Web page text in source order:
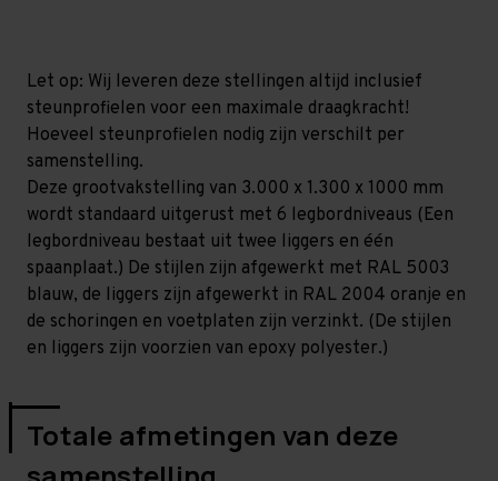
niveaus niveaus
Let op: Wij leveren deze stellingen altijd inclusief
steunprofielen voor een maximale draagkracht!
Hoeveel steunprofielen nodig zijn verschilt per
samenstelling.
Deze grootvakstelling van 3.000 x 1.300 x 1000 mm
wordt standaard uitgerust met 6 legbordniveaus (Een
legbordniveau bestaat uit twee liggers en één
spaanplaat.) De stijlen zijn afgewerkt met RAL 5003
blauw, de liggers zijn afgewerkt in RAL 2004 oranje en
de schoringen en voetplaten zijn verzinkt. (De stijlen
en liggers zijn voorzien van epoxy polyester.)
Totale afmetingen van deze